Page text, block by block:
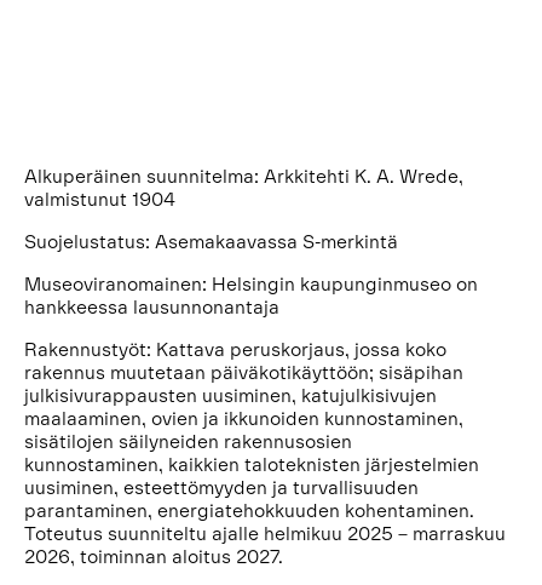
Alkuperäinen suunnitelma: Arkkitehti K. A. Wrede,
valmistunut 1904
Suojelustatus: Asemakaavassa S-merkintä
Museoviranomainen: Helsingin kaupunginmuseo on
hankkeessa lausunnonantaja
Rakennustyöt: Kattava peruskorjaus, jossa koko
rakennus muutetaan päiväkotikäyttöön; sisäpihan
julkisivurappausten uusiminen, katujulkisivujen
maalaaminen, ovien ja ikkunoiden kunnostaminen,
sisätilojen säilyneiden rakennusosien
kunnostaminen, kaikkien taloteknisten järjestelmien
uusiminen, esteettömyyden ja turvallisuuden
parantaminen, energiatehokkuuden kohentaminen.
Toteutus suunniteltu ajalle helmikuu 2025 – marraskuu
2026, toiminnan aloitus 2027.